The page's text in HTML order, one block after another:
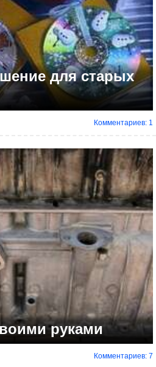
для старых
Комментариев: 1
руками
Комментариев: 7